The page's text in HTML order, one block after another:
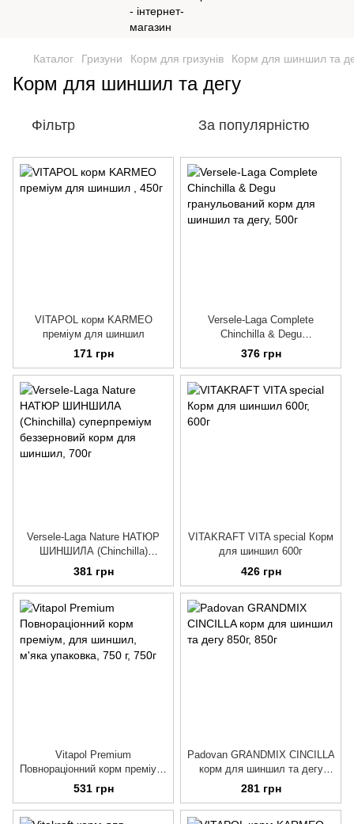
Каталог Гризуни Корм для гризунів Корм для шиншил та
Корм для шиншил та дегу
Фільтр За популярністю
VITAPOL корм KARMEO
преміум для шиншил
171 грн
Versele-Laga Complete
Chinchilla & Degu
гранульований корм для
шиншил та дегу
376 грн
Versele-Laga Nature НАТЮР
ШИНШИЛА (Chinchilla)
суперпреміум беззерновий
корм для шиншил
381 грн
VITAKRAFT VITA special Корм
для шиншил 600г
426 грн
Vitapol Premium
Повнораціонний корм преміум,
для шиншил, м'яка упаковка,
750 г
531 грн
Padovan GRANDMIX CINCILLA
корм для шиншил та дегу
850г
281 грн